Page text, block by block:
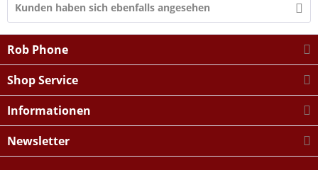
Kunden haben sich ebenfalls angesehen
Rob Phone
Shop Service
Informationen
Newsletter